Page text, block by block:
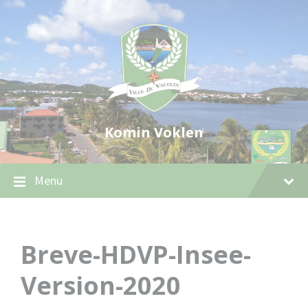
Skip
content
Skip
navigation
Skip
footer
Komin Voklen
Menu
Breve-HDVP-Insee-
Version-2020